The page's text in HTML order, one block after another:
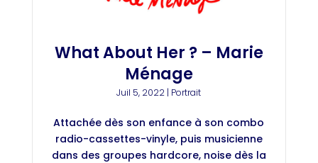
What About Her ? – Marie
Ménage
Juil 5, 2022 | Portrait
Attachée dès son enfance à son combo
radio-cassettes-vinyle, puis musicienne
dans des groupes hardcore, noise dès la